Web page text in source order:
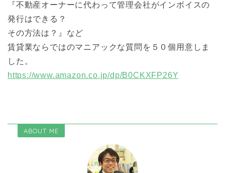
『不動産オーナーに代わって管理会社がインボイスの
発行はできる？
その方法は？』など
賃貸業ならではのマニアックな質問を５０個用意しま
した。
https://www.amazon.co.jp/dp/B0CKXFP26Y
ABOUT ME